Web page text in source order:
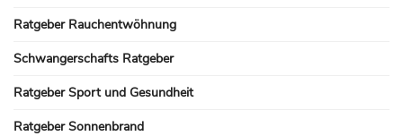
Ratgeber Rauchentwöhnung
Schwangerschafts Ratgeber
Ratgeber Sport und Gesundheit
Ratgeber Sonnenbrand